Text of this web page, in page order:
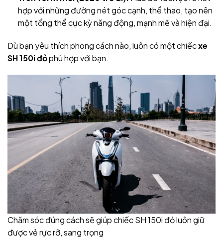
hợp với những đường nét góc cạnh, thể thao, tạo nên
một tổng thể cực kỳ năng động, mạnh mẽ và hiện đại.
Dù bạn yêu thích phong cách nào, luôn có một chiếcxe
SH 150i đỏphù hợp với bạn.
Chăm sóc đúng cách sẽ giúp chiếc SH 150i đỏ luôn giữ
được vẻ rực rỡ, sang trọng